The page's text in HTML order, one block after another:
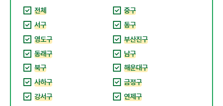
전체
중구
서구
동구
영도구
부산진구
동래구
남구
북구
해운대구
사하구
금정구
강서구
연제구